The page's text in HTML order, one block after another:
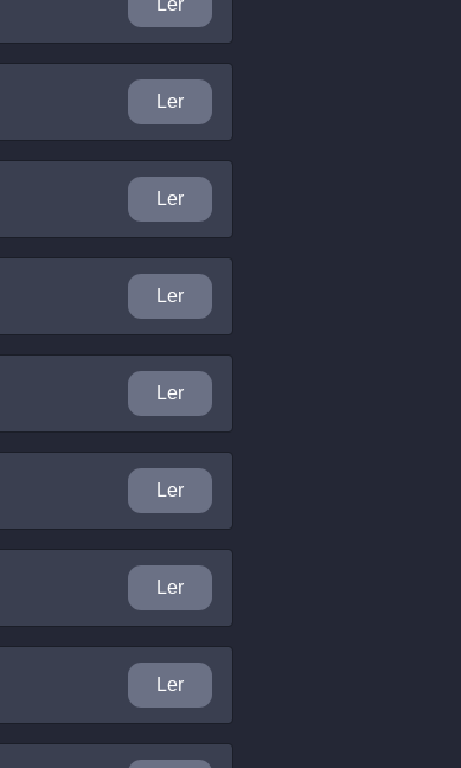
Ler
Ler
Ler
Ler
Ler
Ler
Ler
Ler